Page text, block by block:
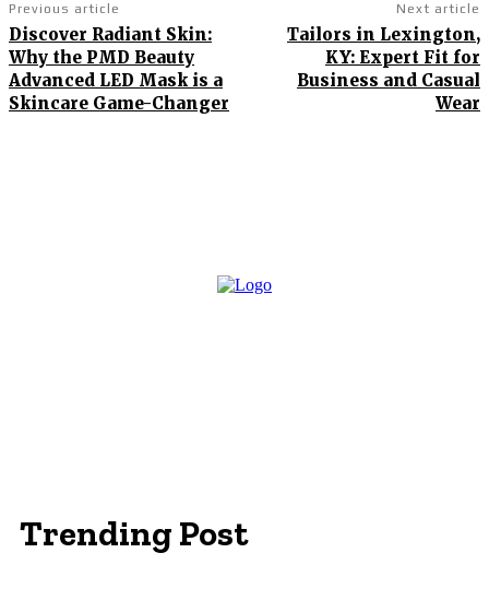
Previous article
Discover Radiant Skin:
Why the PMD Beauty
Advanced LED Mask is a
Skincare Game-Changer
Next article
Tailors in Lexington,
KY: Expert Fit for
Business and Casual
Wear
Trending Post